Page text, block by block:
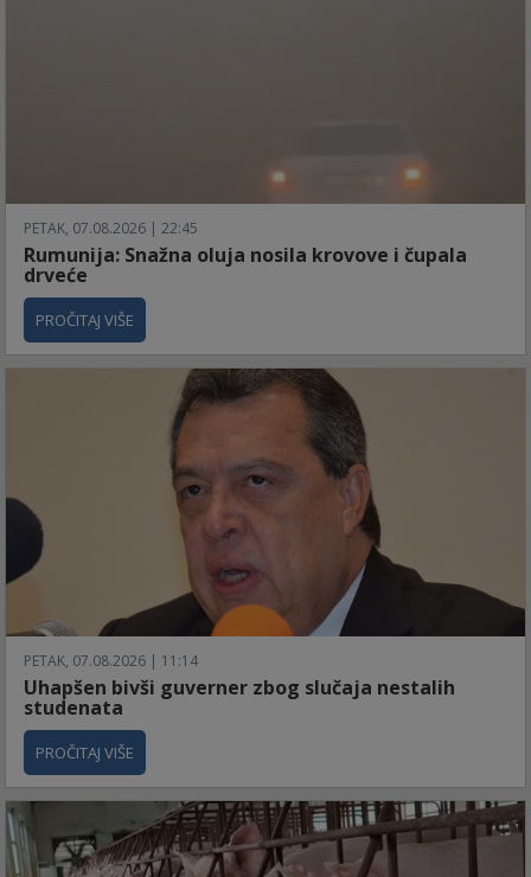
PETAK, 07.08.2026 | 22:45
Rumunija: Snažna oluja nosila krovove i čupala
drveće
PROČITAJ VIŠE
PETAK, 07.08.2026 | 11:14
Uhapšen bivši guverner zbog slučaja nestalih
studenata
PROČITAJ VIŠE